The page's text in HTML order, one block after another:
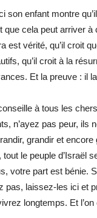
son enfant montre
que cela peut arriver à
est vérité, qu’il croit
qu’il croit à la
Et la preuve : il
à tous les
n’ayez pas peur, ils
grandir et encore
le peuple d’Israël
votre part est bénie.
pas, laissez-les ici et
longtemps. Et l’on